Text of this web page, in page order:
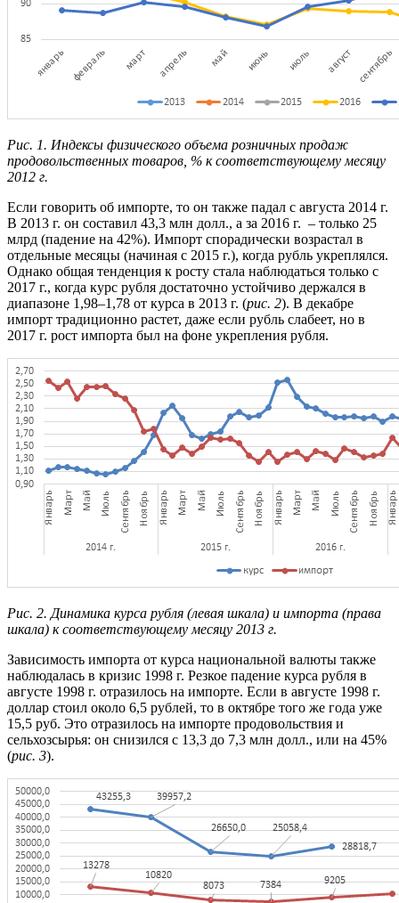
Рис. 1. Индексы физического объема розничных продаж
продовольственных товаров, % к соответствующему месяцу
2012 г.
Если говорить об импорте, то он также падал с августа 2014 г.
В 2013 г. он составил 43,3 млн долл., а за 2016 г. – только 25
млрд (падение на 42%). Импорт спорадически возрастал в
отдельные месяцы (начиная с 2015 г.), когда рубль укреплялся.
Однако общая тенденция к росту стала наблюдаться только с
2017 г., когда курс рубля достаточно устойчиво держался в
диапазоне 1,98–1,78 от курса в 2013 г. (рис. 2). В декабре
импорт традиционно растет, даже если рубль слабеет, но в
2017 г. рост импорта был на фоне укрепления рубля.
Рис. 2. Динамика курса рубля (левая шкала) и импорта (права
шкала) к соответствующему месяцу 2013 г.
Зависимость импорта от курса национальной валюты также
наблюдалась в кризис 1998 г. Резкое падение курса рубля в
августе 1998 г. отразилось на импорте. Если в августе 1998 г.
доллар стоил около 6,5 рублей, то в октябре того же года уже
15,5 руб. Это отразилось на импорте продовольствия и
сельхозсырья: он снизился с 13,3 до 7,3 млн долл., или на 45%
(рис. 3).